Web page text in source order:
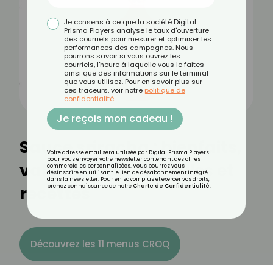
Sauce sriracha : bienfaits,
valeurs nutritionnelles et
recettes
Découvrez les 11 menus CROQ
Je consens à ce que la société Digital
Prisma Players analyse le taux d'ouverture
des courriels pour mesurer et optimiser les
performances des campagnes. Nous
pourrons savoir si vous ouvrez les
courriels, l'heure à laquelle vous le faites
ainsi que des informations sur le terminal
que vous utilisez. Pour en savoir plus sur
ces traceurs, voir notre politique de
confidentialité.
Je reçois mon cadeau !
Votre adresse email sera utilisée par Digital Prisma Players
pour vous envoyer votre newsletter contenant des offres
commerciales personnalisées. Vous pourrez vous
désinscrire en utilisant le lien de désabonnement intégré
dans la newsletter. Pour en savoir plus et exercer vos droits,
prenez connaissance de notre Charte de Confidentialité.